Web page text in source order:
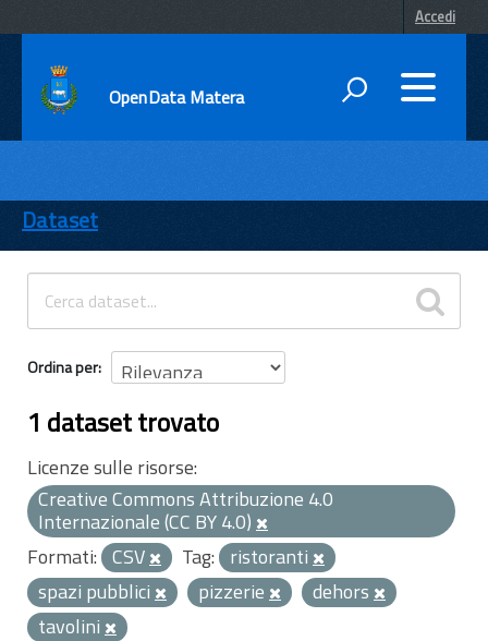
Accedi
OpenData Matera
ENTI
TEMI
INFORMAZIONI
Dataset
Ordina per
1 dataset trovato
Licenze sulle risorse:
Creative Commons Attribuzione 4.0
Internazionale (CC BY 4.0)
Formati: CSV Tag: ristoranti
spazi pubblici
pizzerie
dehors
tavolini